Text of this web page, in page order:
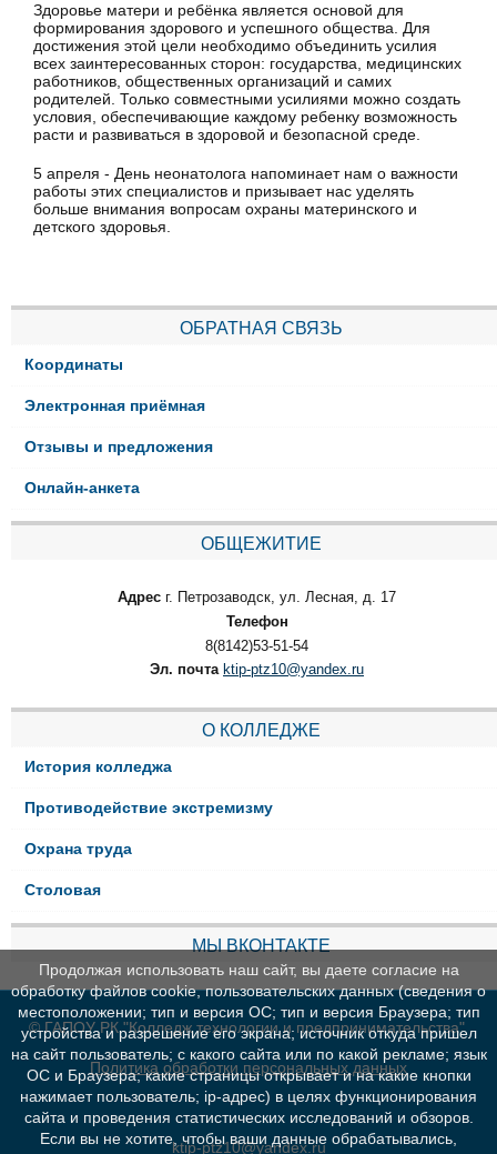
Здоровье матери и ребёнка является основой для
формирования здорового и успешного общества. Для
достижения этой цели необходимо объединить усилия
всех заинтересованных сторон: государства, медицинских
работников, общественных организаций и самих
родителей. Только совместными усилиями можно создать
условия, обеспечивающие каждому ребенку возможность
расти и развиваться в здоровой и безопасной среде.
5 апреля - День неонатолога напоминает нам о важности
работы этих специалистов и призывает нас уделять
больше внимания вопросам охраны материнского и
детского здоровья.
ОБРАТНАЯ СВЯЗЬ
Координаты
Электронная приёмная
Отзывы и предложения
Онлайн-анкета
ОБЩЕЖИТИЕ
Адрес г. Петрозаводск, ул. Лесная, д. 17
Телефон
8(8142)53-51-54
Эл. почта ktip-ptz10@yandex.ru
О КОЛЛЕДЖЕ
История колледжа
Противодействие экстремизму
Охрана труда
Столовая
МЫ ВКОНТАКТЕ
© ГАПОУ РК "Колледж технологии и предпринимательства"
Политика обработки персональных данных
ktip-ptz10@yandex.ru
Продолжая использовать наш сайт, вы даете согласие на
обработку файлов cookie, пользовательских данных (сведения о
местоположении; тип и версия ОС; тип и версия Браузера; тип
устройства и разрешение его экрана; источник откуда пришел
на сайт пользователь; с какого сайта или по какой рекламе; язык
ОС и Браузера; какие страницы открывает и на какие кнопки
нажимает пользователь; ip-адрес) в целях функционирования
сайта и проведения статистических исследований и обзоров.
Если вы не хотите, чтобы ваши данные обрабатывались,